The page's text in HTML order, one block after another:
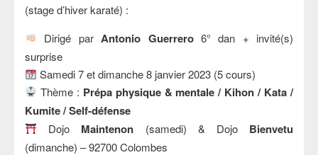
(stage d’hiver karaté) :
Dirigé par Antonio Guerrero6° dan + invité(s)
surprise
Samedi 7 et dimanche 8 janvier 2023 (5 cours)
Thème : Prépa physique & mentale / Kihon / Kata /
Kumite / Self-défense
Dojo Maintenon (samedi) & Dojo Bienvetu
(dimanche) – 92700 Colombes